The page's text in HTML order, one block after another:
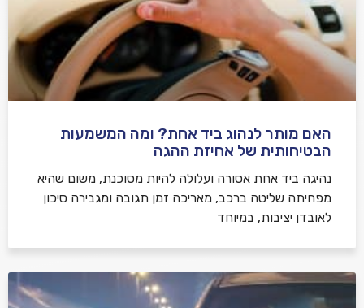
האם מותר לנהוג ביד אחת? ומה המשמעות
הבטיחותית של אחיזת ההגה
נהיגה ביד אחת אסורה ועלולה להיות מסוכנת, משום שהיא
מפחיתה שליטה ברכב, מאריכה זמן תגובה ומגבירה סיכון
לאובדן יציבות, במיוחד